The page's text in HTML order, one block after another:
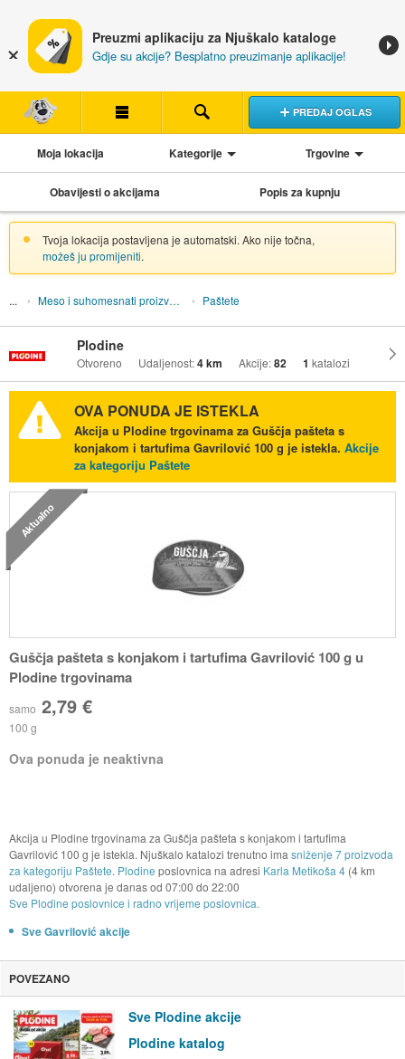
Preuzmi aplikaciju za Njuškalo kataloge
Gdje su akcije? Besplatno preuzimanje aplikacije!
PREDAJ OGLAS
Moja lokacija Kategorije Trgovine
Obavijesti o akcijama Popis za kupnju
Tvoja lokacija postavljena je automatski. Ako nije točna,
možeš ju promijeniti.
Meso i suhomesnati proizvodi Paštete
Plodine
Otvoreno Udaljenost:4 km Akcije:82 1 katalozi
OVA PONUDA JE ISTEKLA
Akcija u Plodine trgovinama za Guščja pašteta s
konjakom i tartufima Gavrilović 100 g je istekla. Akcije
za kategoriju Paštete
Aktualno
Guščja pašteta s konjakom i tartufima Gavrilović 100 g u
Plodine trgovinama
samo 2,79 €
100 g
Ova ponuda je neaktivna
Akcija u Plodine trgovinama za Guščja pašteta s konjakom i tartufima
Gavrilović 100 g je istekla. Njuškalo katalozi trenutno ima sniženje 7 proizvoda
za kategoriju Paštete. Plodine poslovnica na adresi Karla Metikoša 4(4 km
udaljeno) otvorena je danas od 07:00 do 22:00
Sve Plodine poslovnice i radno vrijeme poslovnica.
Sve Gavrilović akcije
POVEZANO
Sve Plodine akcije
Plodine katalog